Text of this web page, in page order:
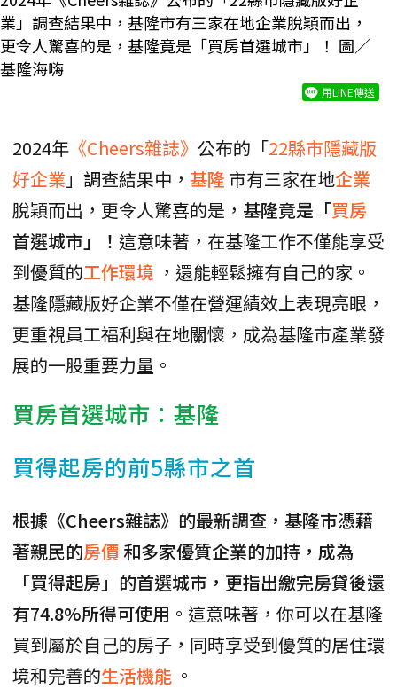
業」調查結果中，基隆市有三家在地企業脫穎而出，
更令人驚喜的是，基隆竟是「買房首選城市」！ 圖／
基隆海嗨
用LINE傳送
2024年 《Cheers雜誌》 公布的「22縣市隱藏版
好企業 」調查結果中， 基隆市有三家在地企業
脫穎而出，更令人驚喜的是， 基隆竟是「買房
首選城市」！ 這意味著，在基隆工作不僅能享受
到優質的工作環境 ，還能輕鬆擁有自己的家。
基隆隱藏版好企業不僅在營運績效上表現亮眼，
更重視員工福利與在地關懷，成為基隆市產業發
展的一股重要力量。
買房首選城市：基隆
買得起房的前5縣市之首
根據《Cheers雜誌》的最新調查，基隆市憑藉
著親民的房價 和多家優質企業的加持，成為
「買得起房」的首選城市，更指出繳完房貸後還
有74.8%所得可使用 。這意味著，你可以在基隆
買到屬於自己的房子，同時享受到優質的居住環
境和完善的生活機能 。